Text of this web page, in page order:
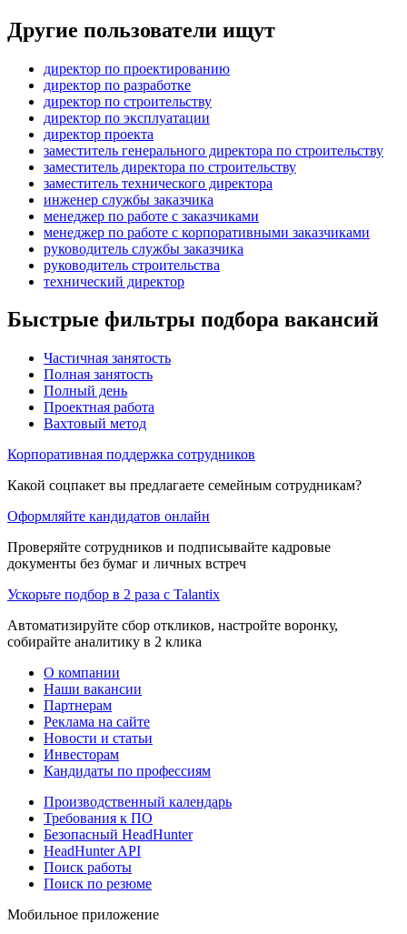
Другие пользователи ищут
директор по проектированию
директор по разработке
директор по строительству
директор по эксплуатации
директор проекта
заместитель генерального директора по строительству
заместитель директора по строительству
заместитель технического директора
инженер службы заказчика
менеджер по работе с заказчиками
менеджер по работе с корпоративными заказчиками
руководитель службы заказчика
руководитель строительства
технический директор
Быстрые фильтры подбора вакансий
Частичная занятость
Полная занятость
Полный день
Проектная работа
Вахтовый метод
Корпоративная поддержка сотрудников
Какой соцпакет вы предлагаете семейным сотрудникам?
Оформляйте кандидатов онлайн
Проверяйте сотрудников и подписывайте кадровые
документы без бумаг и личных встреч
Ускорьте подбор в 2 раза с Talantix
Автоматизируйте сбор откликов, настройте воронку,
собирайте аналитику в 2 клика
О компании
Наши вакансии
Партнерам
Реклама на сайте
Новости и статьи
Инвесторам
Кандидаты по профессиям
Производственный календарь
Требования к ПО
Безопасный HeadHunter
HeadHunter API
Поиск работы
Поиск по резюме
Мобильное приложение